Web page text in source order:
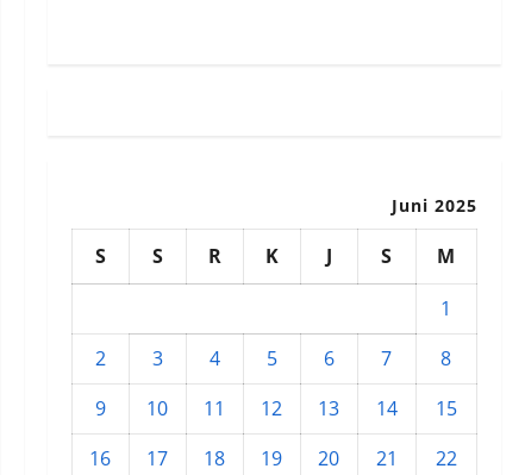
Juni 2025
S S R K J S
M
1
2
3 4 5 6 7
8
9
10 11 12 13 14
15
16
17 18 19 20 21
22